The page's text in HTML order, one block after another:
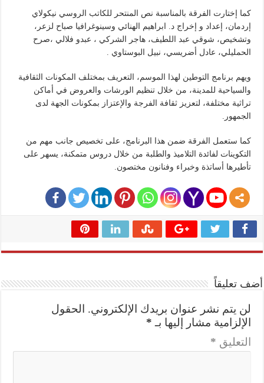
كما إختارت الفرقة بالمناسبة نص المنتحر للكاتب الروسي نيكولاي
إردمان، إعداد و إخراج د. ابراهيم الهنائي وسينوغرافيا صباح لزعر،
وتشخيص، شوقي عبد اللطيف، هاجر الشركي ، عبدو فلالي ،صرح
الحمليلي، عادل أضريسي، نبيل البوستاوي .
ويهم برنامج التوطين لهذا الموسم، التعريف بمختلف المكونات الثقافية
والسياحية للمدينة، من خلال تنظيم الورشات والعروض في أماكن
تراثية مختلفة، لتعزيز ثقافة الفرجة والإعتزاز بمكونات الجهة لدى
الجمهور.
كما ستعمل الفرقة ضمن هذا البرنامج، على تخصيص جانب مهم من
التكوينات لفائدة التلاميذ والطلبة من خلال دروس متمكنة، يسهر على
تأطيرها أساتذة وخبراء وفنانون مختصون.
أضف تعليقاً
لن يتم نشر عنوان بريدك الإلكتروني.
الحقول
الإلزامية مشار إليها بـ *
التعليق *